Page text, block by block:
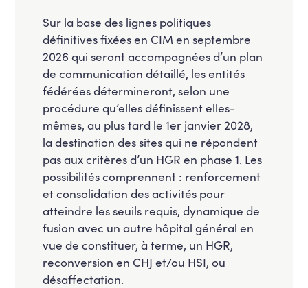
Sur la base des lignes politiques
définitives fixées en CIM en septembre
2026 qui seront accompagnées d’un plan
de communication détaillé, les entités
fédérées détermineront, selon une
procédure qu’elles définissent elles-
mêmes, au plus tard le 1er janvier 2028,
la destination des sites qui ne répondent
pas aux critères d’un HGR en phase 1. Les
possibilités comprennent : renforcement
et consolidation des activités pour
atteindre les seuils requis, dynamique de
fusion avec un autre hôpital général en
vue de constituer, à terme, un HGR,
reconversion en CHJ et/ou HSI, ou
désaffectation.